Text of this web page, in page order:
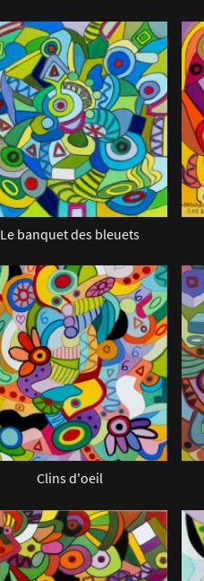
Le banquet des bleuets
Clins d'oeil